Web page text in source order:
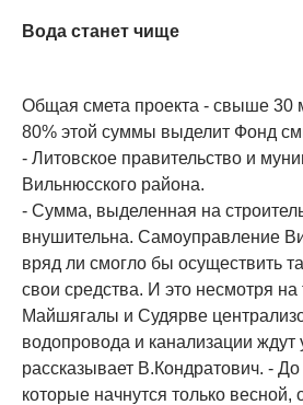
Вода станет чище
Общая смета проекта - свыше 30
80% этой суммы выделит Фонд
- Литовское правительство и
Вильнюсского района.
- Сумма, выделенная на
внушительна. Самоуправление
вряд ли смогло бы осуществить
свои средства. И это несмотря на
Майшягалы и Судярве
водопровода и канализации ждут
рассказывает В.Кондратович. -
которые начнутся только весной,